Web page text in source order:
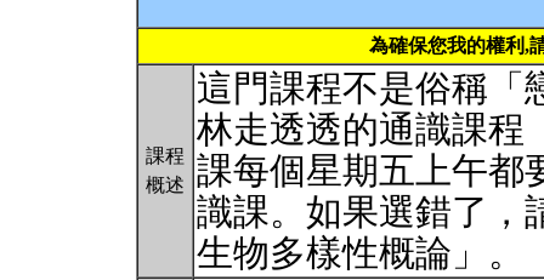
為確保您我的權利,
課程
概述
這門課程不是俗稱「
林走透透的通識課程
課每個星期五上午都
識課。如果選錯了，
生物多樣性概論」。